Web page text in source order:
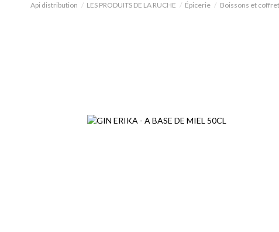
Api distribution LES PRODUITS DE LA RUCHE Épicerie Boissons et